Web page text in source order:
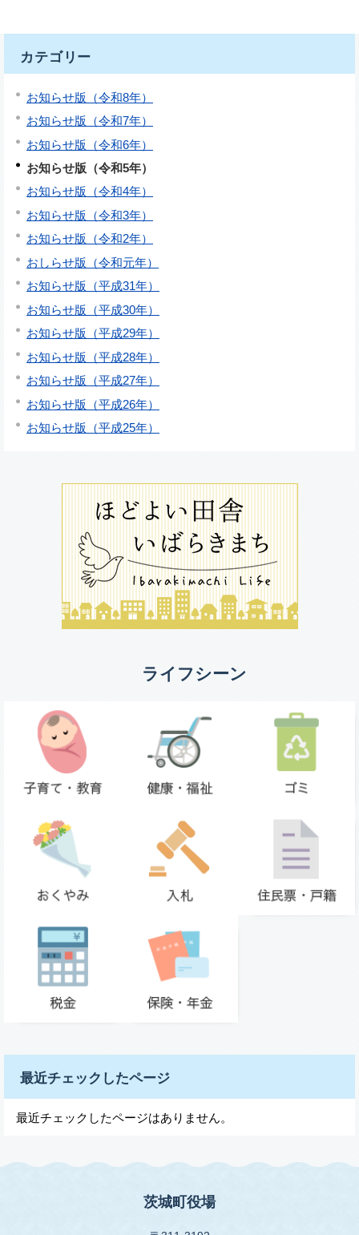
カテゴリー
お知らせ版（令和8年）
お知らせ版（令和7年）
お知らせ版（令和6年）
お知らせ版（令和5年）
お知らせ版（令和4年）
お知らせ版（令和3年）
お知らせ版（令和2年）
おしらせ版（令和元年）
お知らせ版（平成31年）
お知らせ版（平成30年）
お知らせ版（平成29年）
お知らせ版（平成28年）
お知らせ版（平成27年）
お知らせ版（平成26年）
お知らせ版（平成25年）
ライフシーン
最近チェックしたページ
最近チェックしたページはありません。
茨城町役場